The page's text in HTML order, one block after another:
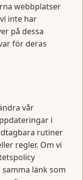
webbplatser
inte har
på dessa
för deras
vår
i
rutiner
regler. Om vi
länk som